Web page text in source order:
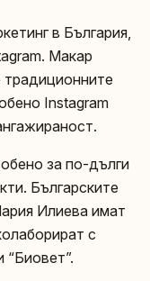
в България,
Макар
Instagram
за по-дълги
Българските
Илиева имат
с
“Биовет”.